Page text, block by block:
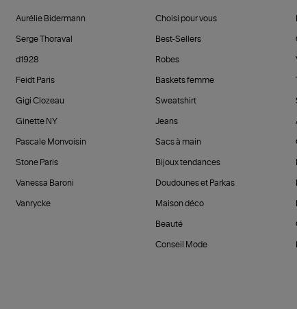
Aurélie Bidermann
Serge Thoraval
d1928
Feidt Paris
Gigi Clozeau
Ginette NY
Pascale Monvoisin
Stone Paris
Vanessa Baroni
Vanrycke
Choisi pour vous
Best-Sellers
Robes
Baskets femme
Sweatshirt
Jeans
Sacs à main
Bijoux tendances
Doudounes et Parkas
Maison déco
Beauté
Conseil Mode